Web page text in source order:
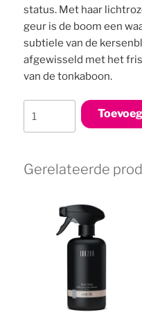
status. Met haar
geur is de boom een
subtiele van de
afgewisseld met het
van de tonkaboon.
Spray
aantal
Gerelateerde